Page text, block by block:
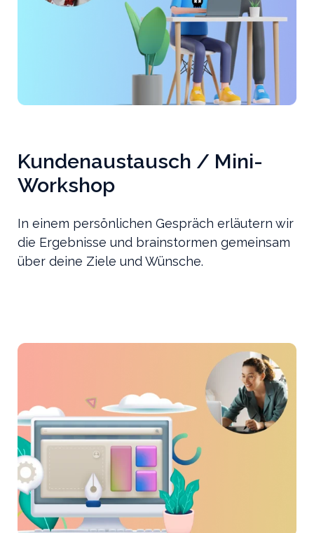
Kundenaustausch / Mini-
Workshop
In einem persönlichen Gespräch erläutern wir
die Ergebnisse und brainstormen gemeinsam
über deine Ziele und Wünsche.